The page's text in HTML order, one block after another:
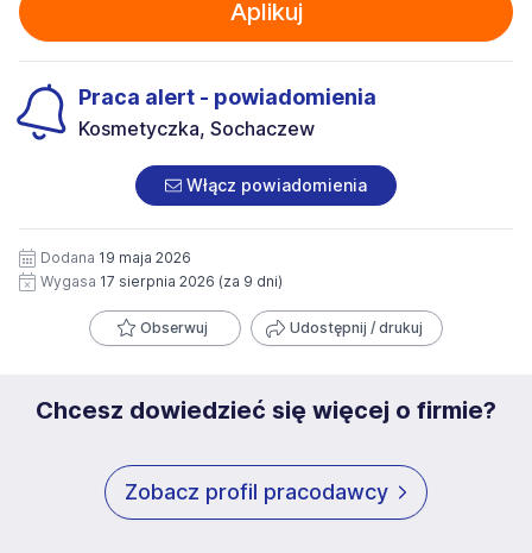
Aplikuj
Praca alert - powiadomienia
Kosmetyczka, Sochaczew
Włącz powiadomienia
Dodana 19 maja 2026
Wygasa 17 sierpnia 2026 (za 9 dni)
Obserwuj Udostępnij / drukuj
Chcesz dowiedzieć się więcej o firmie?
Zobacz profil pracodawcy